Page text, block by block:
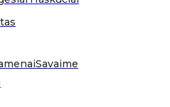
Savaime